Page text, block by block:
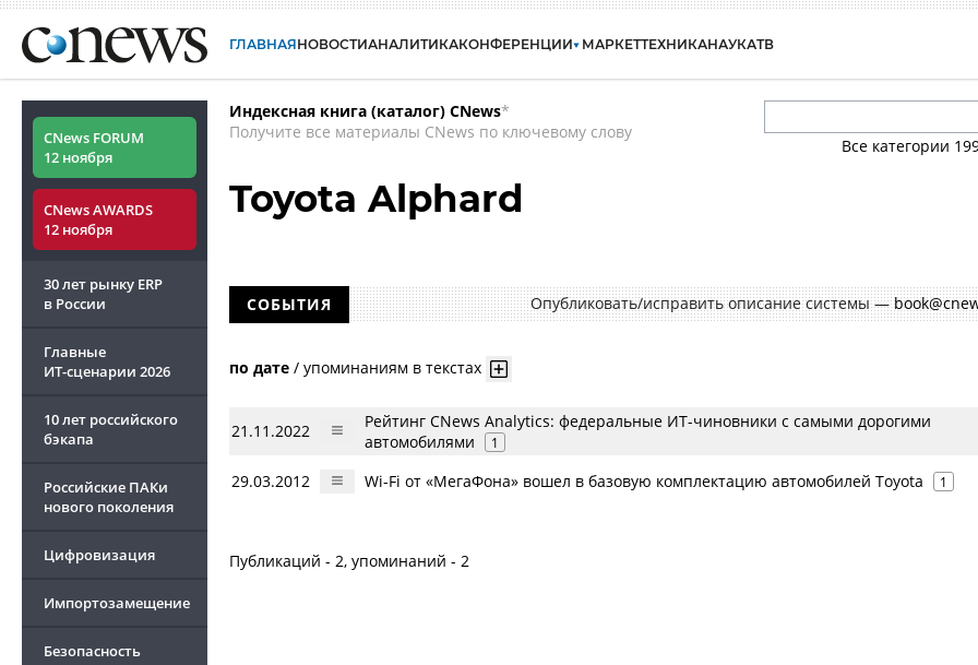
ГЛАВНАЯНОВОСТИАНАЛИТИКАКОНФЕРЕНЦИИ МАРКЕТТЕХНИКАНАУКАТВ
CNews FORUM
12 ноября
CNews AWARDS
12 ноября
30 лет рынку ERP
в России
Главные
ИТ-сценарии 2026
10 лет российского
бэкапа
Российские ПАКи
нового поколения
Цифровизация
Импортозамещение
Безопасность
Индексная книга (каталог) CNews*
Получите все материалы CNews по ключевому слову
Все категории
Toyota Alphard
СОБЫТИЯ Опубликовать/исправить описание системы —
по дате / упоминаниям в текстах
21.11.2022
Рейтинг CNews Analytics: федеральные ИТ-чиновники с самыми дорогими
автомобилями
1
29.03.2012 Wi-Fi от «МегаФона» вошел в базовую комплектацию автомобилей Toyota 1
Публикаций - 2, упоминаний - 2